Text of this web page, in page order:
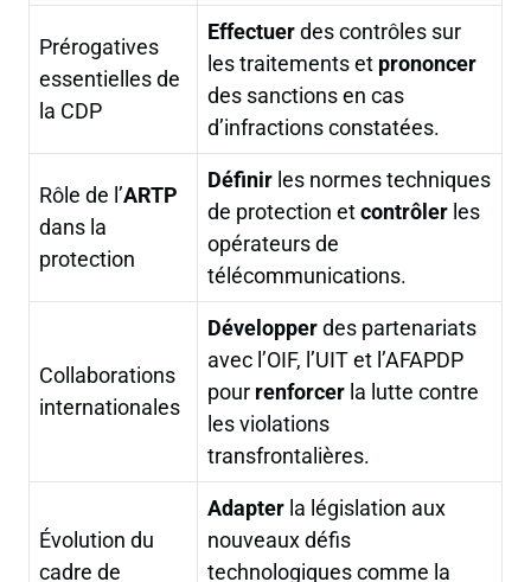
Prérogatives
essentielles de
la CDP
Effectuerdes contrôles sur
les traitements et prononcer
des sanctions en cas
d’infractions constatées.
Rôle de l’ARTP
dans la
protection
Définir les normes techniques
de protection etcontrôler les
opérateurs de
télécommunications.
Collaborations
internationales
Développerdes partenariats
avec l’OIF, l’UIT et l’AFAPDP
pour renforcer la lutte contre
les violations
transfrontalières.
Évolution du
cadre de
Adapter la législation aux
nouveaux défis
technologiques comme la